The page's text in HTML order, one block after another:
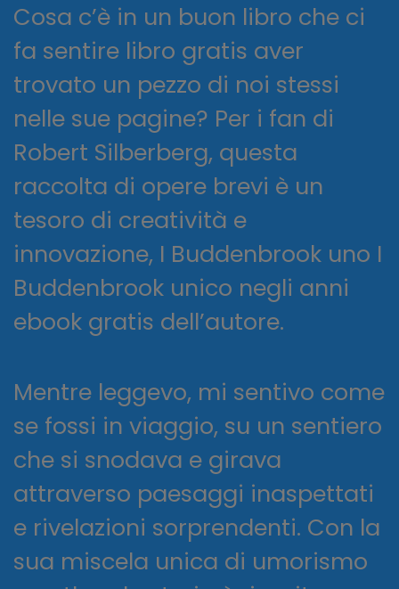
Cosa c’è in un buon libro che ci
fa sentire libro gratis aver
trovato un pezzo di noi stessi
nelle sue pagine? Per i fan di
Robert Silberberg, questa
raccolta di opere brevi è un
tesoro di creatività e
innovazione, I Buddenbrook uno I
Buddenbrook unico negli anni
ebook gratis dell’autore.
Mentre leggevo, mi sentivo come
se fossi in viaggio, su un sentiero
che si snodava e girava
attraverso paesaggi inaspettati
e rivelazioni sorprendenti. Con la
sua miscela unica di umorismo